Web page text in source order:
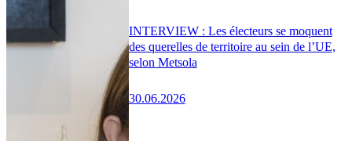
INTERVIEW : Les électeurs se moquent
des querelles de territoire au sein de l’UE,
selon Metsola
30.06.2026